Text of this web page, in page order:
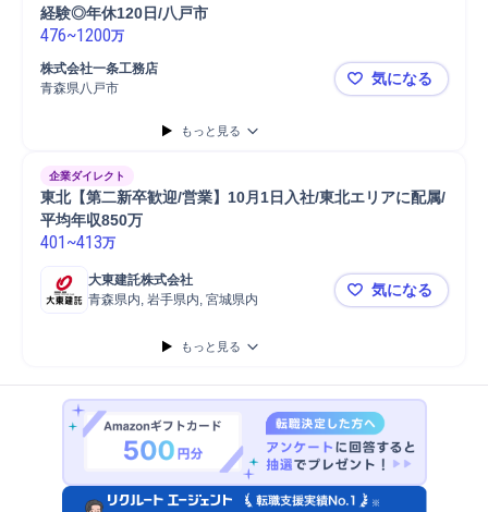
経験◎年休120日/八戸市
476~1200万
株式会社一条工務店
青森県八戸市
＜来店型反
気になる
もっと見る
企業ダイレクト
東北【第二新卒歓迎/営業】10月1日入社/東北エリアに配属/
平均年収850万
401 ~413万
大東建託株式会社
青森県内, 岩手県内, 宮城県内
東北【第二
気になる
もっと見る